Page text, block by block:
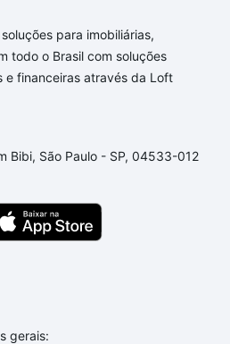
ideal para você, com
à venda em Parque Vitória
custam a partir de R$ 0 e
financiamento imobiliário as
dos custos envolvidos no
em nosso portal quanto
dos seus sonhos com
Loft, com você até as
para imobiliárias,
todo o Brasil com soluções
e financeiras através da Loft
Bibi, São Paulo - SP, 04533-012
gerais: